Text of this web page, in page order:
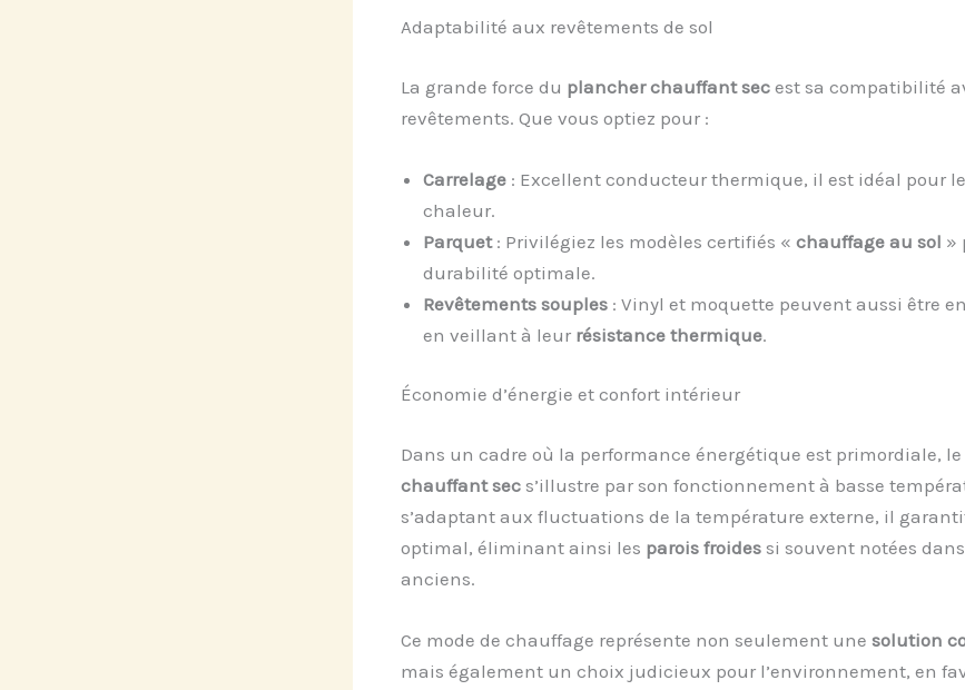
Adaptabilité aux revêtements de sol
La grande force du plancher chauffant secest sa compatibilité
revêtements. Que vous optiez pour :
Carrelage: Excellent conducteur thermique, il est idéal pour
chaleur.
Parquet: Privilégiez les modèles certifiés « chauffage au sol »
durabilité optimale.
Revêtements souples: Vinyl et moquette peuvent aussi être
en veillant à leur résistance thermique.
Économie d’énergie et confort intérieur
Dans un cadre où la performance énergétique est primordiale, le
chauffant secs’illustre par son fonctionnement à basse
s’adaptant aux fluctuations de la température externe, il
optimal, éliminant ainsi les parois froidessi souvent notées
anciens.
Ce mode de chauffage représente non seulement une solution
mais également un choix judicieux pour l’environnement, en